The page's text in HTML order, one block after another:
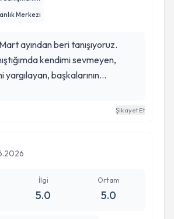
Merkezi
ayından beri tanışıyoruz.
kendimi sevmeyen,
yargılayan, başkalarının
yargılarına fazlasıyla önem
için sürekli çabalayan ve bu
verimli seansların sonunda
kendimi koşulsuz
sevilebilmeyi öğrendim.
Şikayet Et
İlgi
5.0
Ortam
5.0